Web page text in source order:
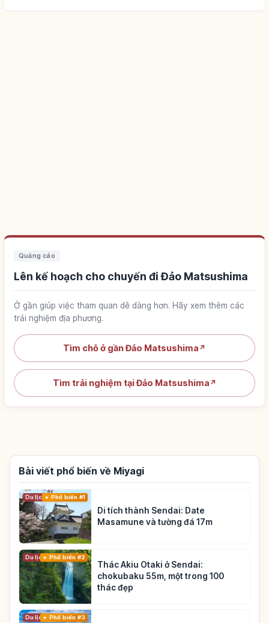
Quảng cáo
Lên kế hoạch cho chuyến đi Đảo Matsushima
Ở gần giúp việc tham quan dễ dàng hơn. Hãy xem thêm các
trải nghiệm địa phương.
Tìm chỗ ở gần Đảo Matsushima ↗
Tìm trải nghiệm tại Đảo Matsushima ↗
Bài viết phổ biến về Miyagi
Du lịch Phổ biến #1
Di tích thành Sendai: Date
Masamune và tường đá 17m
Du lịch Phổ biến #2
Thác Akiu Otaki ở Sendai:
chokubaku 55m, một trong 100
thác đẹp
Du lịch Phổ biến #3